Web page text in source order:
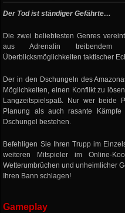
Der Tod ist ständiger Gefährte…
Die zwei beliebtesten Genres
aus Adrenalin
Überblicksmöglichkeiten taktischer
Der in den Dschungeln des
Möglichkeiten, einen Konflikt zu
Langzeitspielspaß. Nur wer beide
Planung als auch rasante
Dschungel bestehen.
Befehligen Sie Ihren Trupp im
weiteren Mitspieler im Online-
Wetterumbrüchen und unheimlicher
Ihren Bann schlagen!
Gameplay